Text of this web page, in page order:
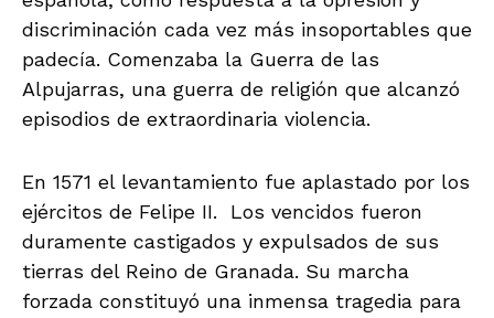
discriminación cada vez más insoportables que
padecía. Comenzaba la Guerra de las
Alpujarras, una guerra de religión que alcanzó
episodios de extraordinaria violencia.
En 1571 el levantamiento fue aplastado por los
ejércitos de Felipe II. Los vencidos fueron
duramente castigados y expulsados de sus
tierras del Reino de Granada. Su marcha
forzada constituyó una inmensa tragedia para